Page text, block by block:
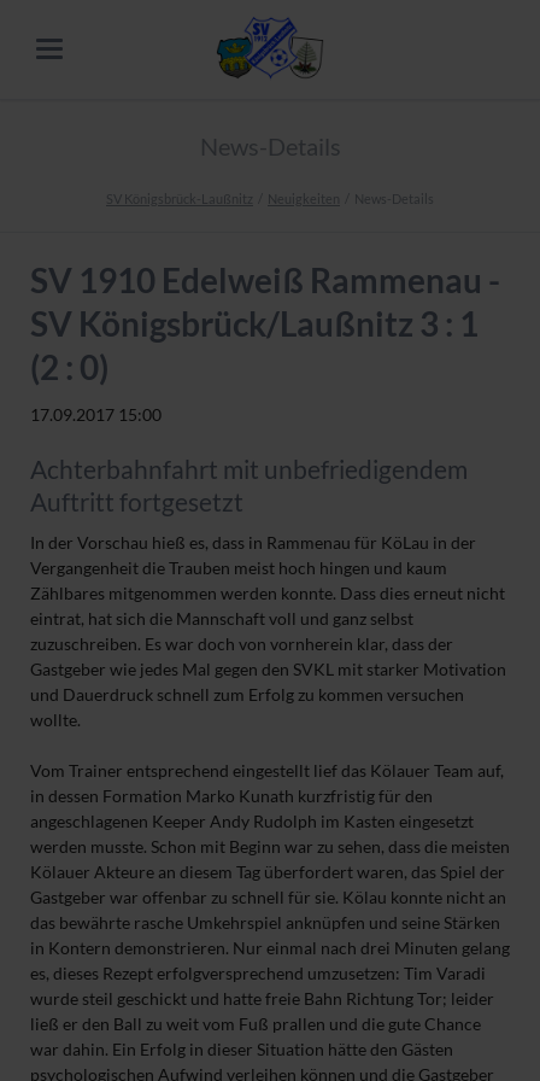
News-Details
SV Königsbrück-Laußnitz Neuigkeiten News-Details
SV 1910 Edelweiß Rammenau -
SV Königsbrück/Laußnitz 3 : 1
(2 : 0)
17.09.2017 15:00
Achterbahnfahrt mit unbefriedigendem
Auftritt fortgesetzt
In der Vorschau hieß es, dass in Rammenau für KöLau in der
Vergangenheit die Trauben meist hoch hingen und kaum
Zählbares mitgenommen werden konnte. Dass dies erneut nicht
eintrat, hat sich die Mannschaft voll und ganz selbst
zuzuschreiben. Es war doch von vornherein klar, dass der
Gastgeber wie jedes Mal gegen den SVKL mit starker Motivation
und Dauerdruck schnell zum Erfolg zu kommen versuchen
wollte.
Vom Trainer entsprechend eingestellt lief das Kölauer Team auf,
in dessen Formation Marko Kunath kurzfristig für den
angeschlagenen Keeper Andy Rudolph im Kasten eingesetzt
werden musste. Schon mit Beginn war zu sehen, dass die meisten
Kölauer Akteure an diesem Tag überfordert waren, das Spiel der
Gastgeber war offenbar zu schnell für sie. Kölau konnte nicht an
das bewährte rasche Umkehrspiel anknüpfen und seine Stärken
in Kontern demonstrieren. Nur einmal nach drei Minuten gelang
es, dieses Rezept erfolgversprechend umzusetzen: Tim Varadi
wurde steil geschickt und hatte freie Bahn Richtung Tor; leider
ließ er den Ball zu weit vom Fuß prallen und die gute Chance
war dahin. Ein Erfolg in dieser Situation hätte den Gästen
psychologischen Aufwind verleihen können und die Gastgeber